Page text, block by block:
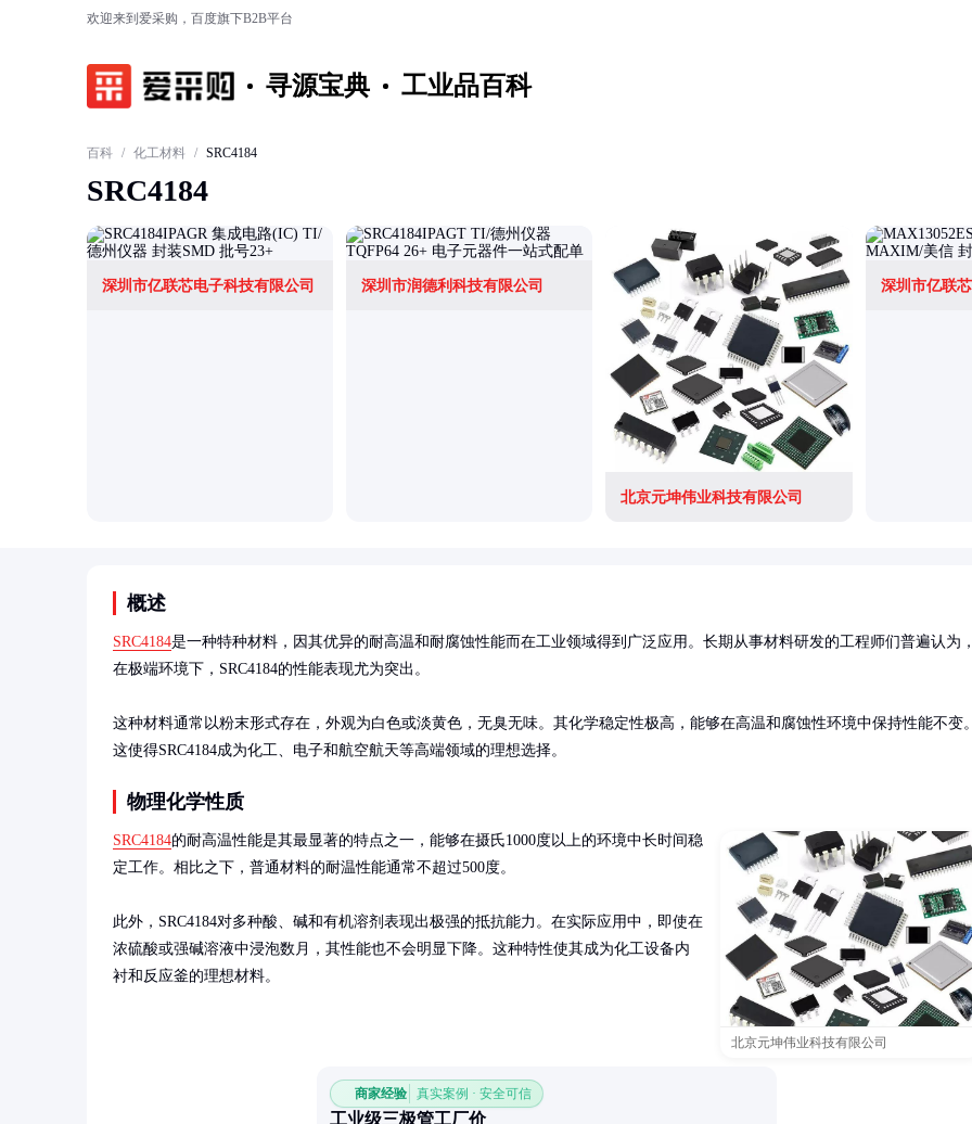
欢迎来到爱采购，百度旗下B2B平台
寻源宝典 工业品百科
百科 / 化工材料 / SRC4184
SRC4184
深圳市亿联芯电子科技有限公司 深圳市润德利科技有限公司
北京元坤伟业科技有限公司
深圳市亿联
概述
SRC4184是一种特种材料，因其优异的耐高温和耐腐蚀性能而在工业领域得到广泛应用。长期从事材料研发的工程师们普遍认为
在极端环境下，SRC4184的性能表现尤为突出。
这种材料通常以粉末形式存在，外观为白色或淡黄色，无臭无味。其化学稳定性极高，能够在高温和腐蚀性环境中保持性能不变
这使得SRC4184成为化工、电子和航空航天等高端领域的理想选择。
物理化学性质
北京元坤伟业科技有限公司
SRC4184的耐高温性能是其最显著的特点之一，能够在摄氏1000度以上的环境中长时间稳
定工作。相比之下，普通材料的耐温性能通常不超过500度。
此外，SRC4184对多种酸、碱和有机溶剂表现出极强的抵抗能力。在实际应用中，即使在
浓硫酸或强碱溶液中浸泡数月，其性能也不会明显下降。这种特性使其成为化工设备内
衬和反应釜的理想材料。
商家经验 真实案例 · 安全可信
工业级三极管工厂价